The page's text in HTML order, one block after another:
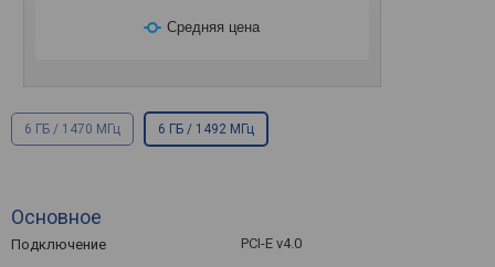
Средняя цена
6 ГБ / 1470 МГц 6 ГБ / 1492 МГц
Основное
Подключение PCI-E v4.0